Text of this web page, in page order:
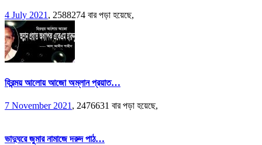
4 July 2021, 2588274 বার পড়া হয়েছে,
হিরন্ময় আলোয় আজো অম্লান প্রয়াত…
7 November 2021 , 2476631 বার পড়া হয়েছে,
ভাদুঘরে জুমার নামাজে দরুদ পাঠ…